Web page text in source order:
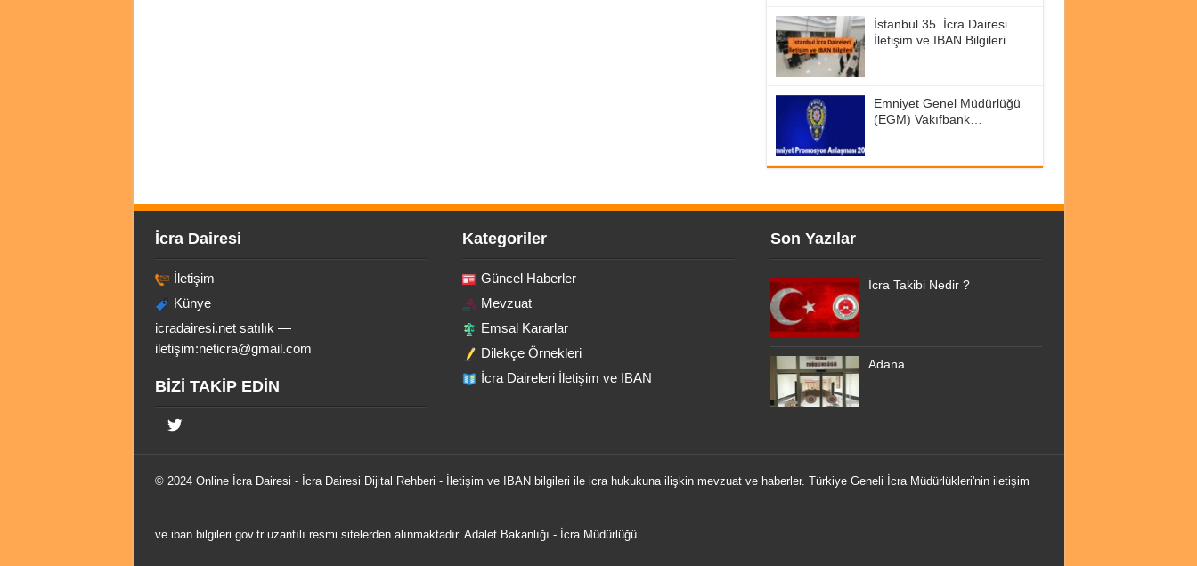
İstanbul 35. İcra Dairesi
İletişim ve IBAN Bilgileri
Emniyet Genel Müdürlüğü
(EGM) Vakıfbank
İcra Dairesi
İletişim
Künye
icradairesi.net satılık —
iletişim:neticra@gmail.com
BİZİ TAKİP EDİN
Kategoriler
Güncel Haberler
Mevzuat
Emsal Kararlar
Dilekçe Örnekleri
İcra Daireleri İletişim ve IBAN
Son Yazılar
İcra Takibi Nedir ?
Adana
© 2024 Online İcra Dairesi - İcra Dairesi Dijital Rehberi - İletişim ve IBAN bilgileri ile icra hukukuna ilişkin mevzuat ve haberler. Türkiye Geneli İcra Müdürlükleri'nin iletişim
ve iban bilgileri gov.tr uzantılı resmi sitelerden alınmaktadır. Adalet Bakanlığı - İcra Müdürlüğü